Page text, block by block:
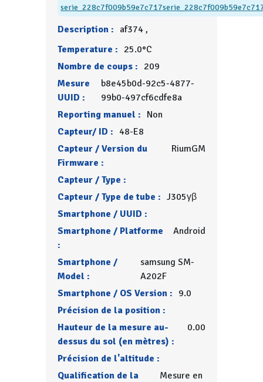
serie_228c7f009b59e7c717
Description : af374 ,
Temperature : 25.0°C
Nombre de coups : 209
Mesure
UUID :
b8e45b0d-92c5-4877-
99b0-497cf6cdfe8a
Reporting manuel : Non
Capteur/ ID : 48-E8
Capteur / Version du
Firmware :
RiumGM
Capteur / Type :
Capteur / Type de tube : J305γβ
Smartphone / UUID :
Smartphone / Platforme
:
Android
Smartphone /
Model :
samsung SM-
A202F
Smartphone / OS Version : 9.0
Précision de la position :
Hauteur de la mesure au-
dessus du sol (en mètres) :
0.00
Précision de l'altitude :
Qualification de la
Mesure en